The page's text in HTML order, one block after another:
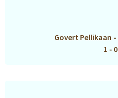
Govert Pellikaan -
1 - 0